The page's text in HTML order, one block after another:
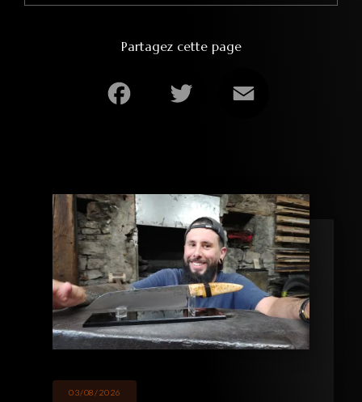
Partagez cette page
03/08/2026